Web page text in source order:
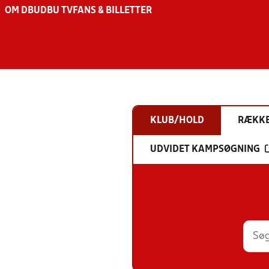
OM DBU DBU TV FANS & BILLETTER
KLUB/HOLD
UDVIDET KAMPSØGNING